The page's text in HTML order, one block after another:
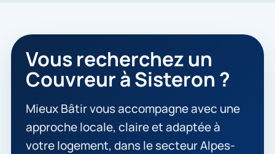
Vous recherchez un
Couvreur à Sisteron ?
Mieux Bâtir vous accompagne avec une
approche locale, claire et adaptée à
votre logement, dans le secteur Alpes-